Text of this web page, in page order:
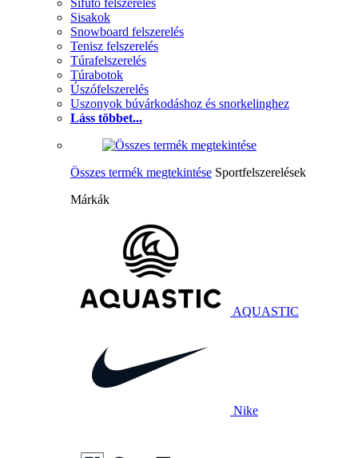
Sífutó felszerelés
Sisakok
Snowboard felszerelés
Tenisz felszerelés
Túrafelszerelés
Túrabotok
Úszófelszerelés
Uszonyok búvárkodáshoz és snorkelinghez
Láss többet...
Összes termék megtekintése Sportfelszerelések
Márkák
AQUASTIC
Nike